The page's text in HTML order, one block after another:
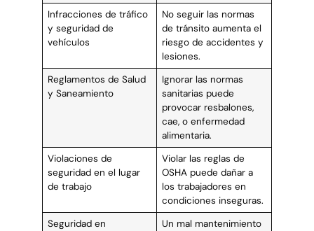
Infracciones de tráfico
y seguridad de
vehículos
No seguir las normas
de tránsito aumenta el
riesgo de accidentes y
lesiones.
Reglamentos de Salud
y Saneamiento
Ignorar las normas
sanitarias puede
provocar resbalones,
cae, o enfermedad
alimentaria.
Violaciones de
seguridad en el lugar
de trabajo
Violar las reglas de
OSHA puede dañar a
los trabajadores en
condiciones inseguras.
Seguridad en
Un mal mantenimiento